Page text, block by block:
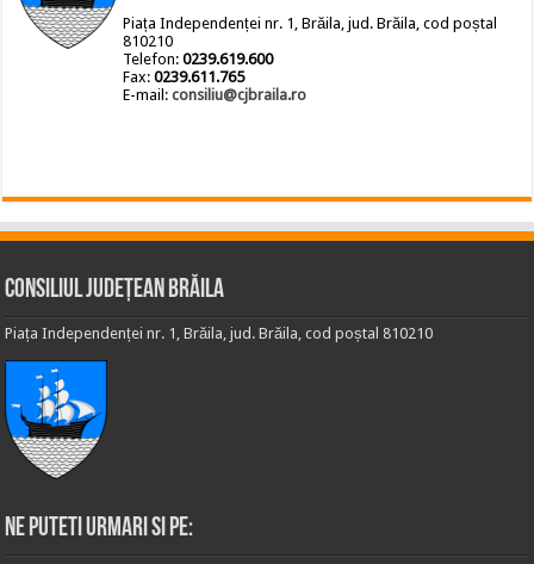
Piața Independenței nr. 1, Brăila, jud. Brăila, cod poștal
810210
Telefon:0239.619.600
Fax:0239.611.765
E-mail:consiliu@cjbraila.ro
Consiliul Județean Brăila
Piața Independenței nr. 1, Brăila, jud. Brăila, cod poștal 810210
Ne puteti urmari si pe: